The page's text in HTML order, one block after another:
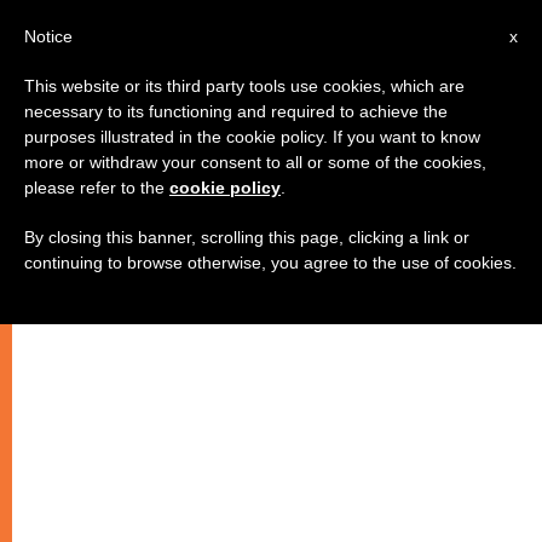
نيتا الصلاة البابويتان: من أجل مكافحة
الاتجار بالبشر، ومن أجل التبشير
x
Notice
This website or its third party tools use cookies, which are
necessary to its functioning and required to achieve the
purposes illustrated in the cookie policy. If you want to know
more or withdraw your consent to all or some of the cookies,
please refer to the cookie policy
By closing this banner, scrolling this page, clicking a link or
continuing to browse otherwise, you agree to the use of cookies.